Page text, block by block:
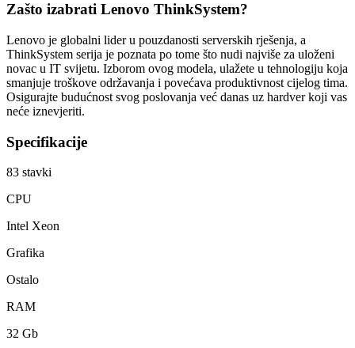
Zašto izabrati Lenovo ThinkSystem?
Lenovo je globalni lider u pouzdanosti serverskih rješenja, a
ThinkSystem serija je poznata po tome što nudi najviše za uloženi
novac u IT svijetu. Izborom ovog modela, ulažete u tehnologiju koja
smanjuje troškove održavanja i povećava produktivnost cijelog tima.
Osigurajte budućnost svog poslovanja već danas uz hardver koji vas
neće iznevjeriti.
Specifikacije
83 stavki
CPU
Intel Xeon
Grafika
Ostalo
RAM
32 Gb